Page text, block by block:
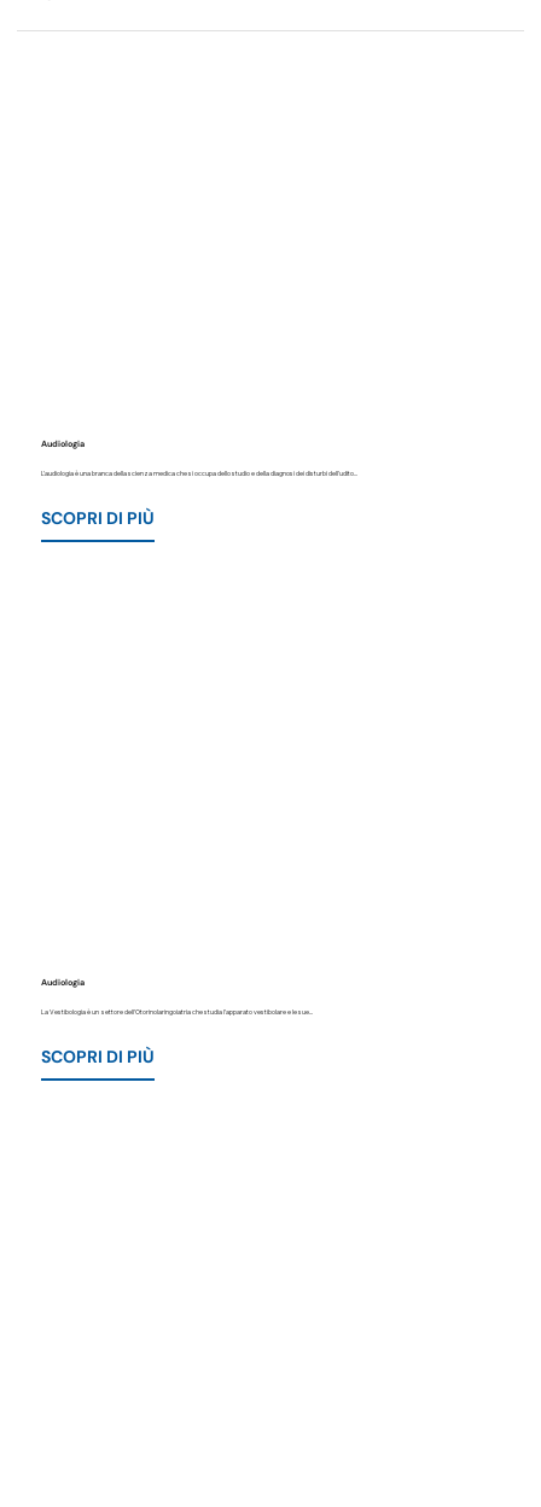
Audiologia
L'audiologia è una branca della scienza medica che si occupa dello studio e della diagnosi dei disturbi dell'udito...
SCOPRI DI PIÙ
Audiologia
La Vestibologia è un settore dell’Otorinolaringoiatria che studia l’apparato vestibolare e le sue...
SCOPRI DI PIÙ